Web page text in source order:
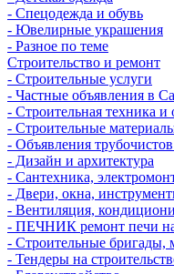
- Спецодежда и обувь
- Ювелирные украшения
- Разное по теме
Строительство и ремонт
- Строительные услуги
- Частные объявления в
- Строительная техника и
- Строительные
- Объявления
- Дизайн и архитектура
- Сантехника,
- Двери, окна,
- Вентиляция,
- ПЕЧНИК ремонт печи на
- Строительные бригады,
- Тендеры на